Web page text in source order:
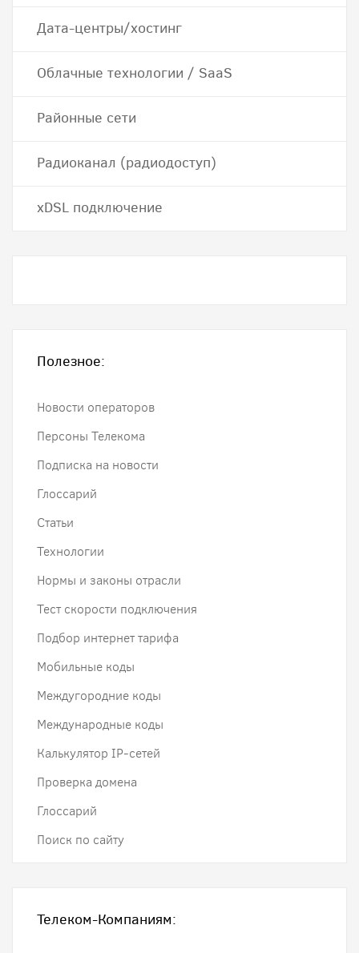
Дата-центры/хостинг
Облачные технологии / SaaS
Районные сети
Радиоканал (радиодоступ)
хDSL подключение
Полезное:
Новости операторов
Персоны Телекома
Подписка на новости
Глоссарий
Статьи
Технологии
Нормы и законы отрасли
Тест скорости подключения
Подбор интернет тарифа
Мобильные коды
Междугородние коды
Международные коды
Калькулятор IP-сетей
Проверка домена
Глоссарий
Поиск по сайту
Телеком-Компаниям: